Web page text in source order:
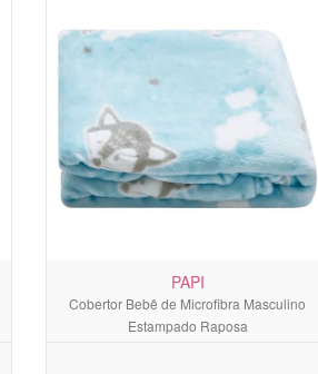
PAPI
Cobertor Bebê de Microfibra Masculino
Estampado Raposa